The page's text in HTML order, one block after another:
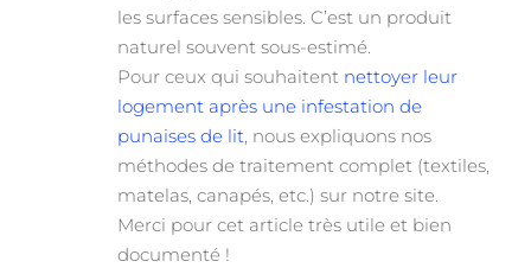
les surfaces sensibles. C’est un produit
naturel souvent sous-estimé.
Pour ceux qui souhaitent nettoyer leur
logement après une infestation de
punaises de lit, nous expliquons nos
méthodes de traitement complet (textiles,
matelas, canapés, etc.) sur notre site.
Merci pour cet article très utile et bien
documenté !